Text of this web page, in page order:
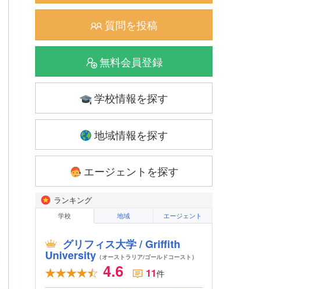
質問を投稿
無料会員登録
学校情報を探す
地域情報を探す
エージェントを探す
ランキング
学校 地域 エージェント
グリフィス大学 / Griffith
University（オーストラリア/ゴールドコースト）
4.6 11件